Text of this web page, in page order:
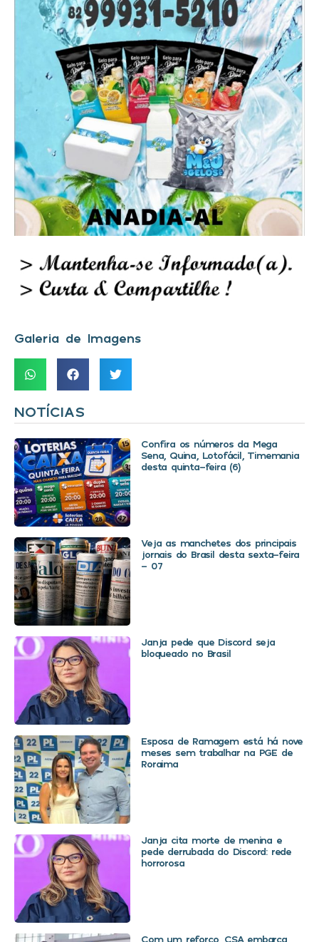
Galeria de Imagens
NOTÍCIAS
Confira os números da Mega
Sena, Quina, Lotofácil, Timemania
desta quinta-feira (6)
Veja as manchetes dos principais
jornais do Brasil desta sexta-feira
– 07
Janja pede que Discord seja
bloqueado no Brasil
Esposa de Ramagem está há nove
meses sem trabalhar na PGE de
Roraima
Janja cita morte de menina e
pede derrubada do Discord: rede
horrorosa
Com um reforço, CSA embarca